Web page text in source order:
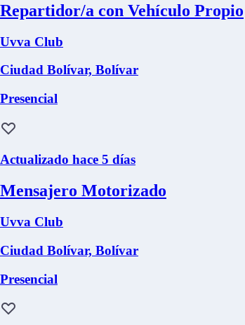
Repartidor/a con Vehículo Propio
Uvva Club
Ciudad Bolívar, Bolívar
Presencial
Actualizado hace 5 días
Mensajero Motorizado
Uvva Club
Ciudad Bolívar, Bolívar
Presencial